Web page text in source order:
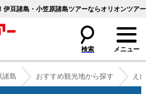
伊豆諸島・小笠原諸島ツアーならオリオンツアー
諸島 おすすめ観光地から探す え